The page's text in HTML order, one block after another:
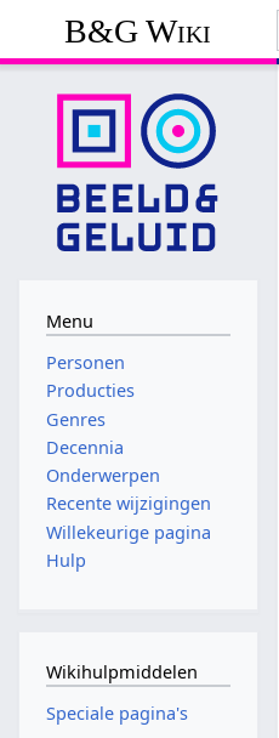
B&G Wiki
Menu
Personen
Producties
Genres
Decennia
Onderwerpen
Recente wijzigingen
Willekeurige pagina
Hulp
Wikihulpmiddelen
Speciale pagina's